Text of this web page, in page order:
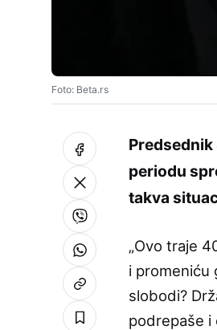
Foto: Beta.rs
periodu
takva
„Ovo traje
i promeniću
slobodi?
podrepaše i